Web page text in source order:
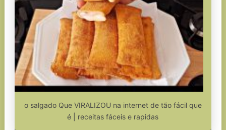
o salgado Que VIRALIZOU na internet de tão fácil que
é | receitas fáceis e rapidas